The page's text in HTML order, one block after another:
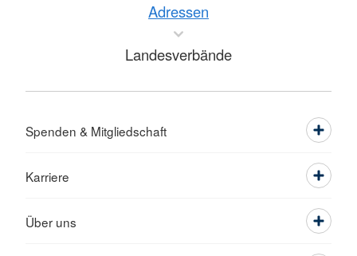
Adressen
Landesverbände
Spenden & Mitgliedschaft
Karriere
Über uns